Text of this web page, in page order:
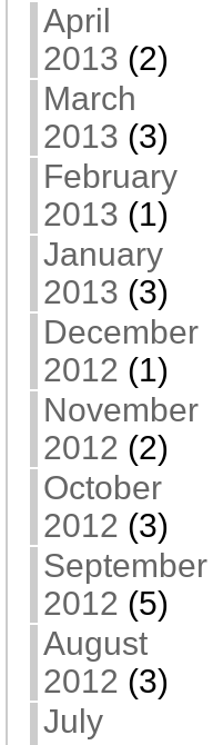
April
2013 (2)
March
2013 (3)
February
2013 (1)
January
2013 (3)
December
2012 (1)
November
2012 (2)
October
2012 (3)
September
2012 (5)
August
2012 (3)
July